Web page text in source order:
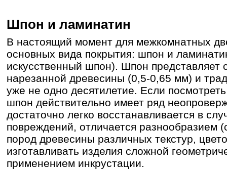
Шпон и ламинатин
В настоящий момент для межкомнатных
основных вида покрытия: шпон и
искусственный шпон). Шпон представляет
нарезанной древесины (0,5-0,65 мм) и
уже не одно десятилетие. Если
шпон действительно имеет ряд
достаточно легко восстанавливается в
повреждений, отличается разнообразием
пород древесины различных текстур,
изготавливать изделия сложной
применением инкрустации.